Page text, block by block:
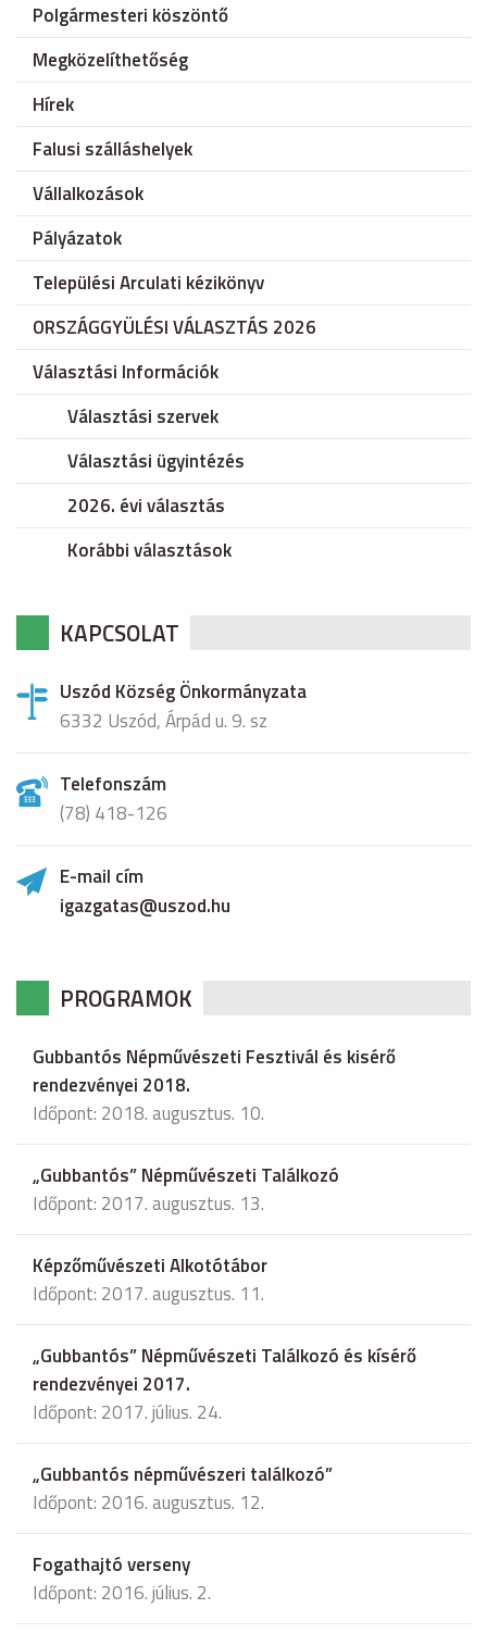
Polgármesteri köszöntő
Megközelíthetőség
Hírek
Falusi szálláshelyek
Vállalkozások
Pályázatok
Települési Arculati kézikönyv
ORSZÁGGYÜLÉSI VÁLASZTÁS 2026
Választási Információk
Választási szervek
Választási ügyintézés
2026. évi választás
Korábbi választások
KAPCSOLAT
Uszód Község Önkormányzata
6332 Uszód, Árpád u. 9. sz
Telefonszám
(78) 418-126
E-mail cím
igazgatas@uszod.hu
PROGRAMOK
Gubbantós Népművészeti Fesztivál és kisérő
rendezvényei 2018.
Időpont: 2018. augusztus. 10.
„Gubbantós” Népművészeti Találkozó
Időpont: 2017. augusztus. 13.
Képzőművészeti Alkotótábor
Időpont: 2017. augusztus. 11.
„Gubbantós” Népművészeti Találkozó és kísérő
rendezvényei 2017.
Időpont: 2017. július. 24.
„Gubbantós népművészeri találkozó”
Időpont: 2016. augusztus. 12.
Fogathajtó verseny
Időpont: 2016. július. 2.